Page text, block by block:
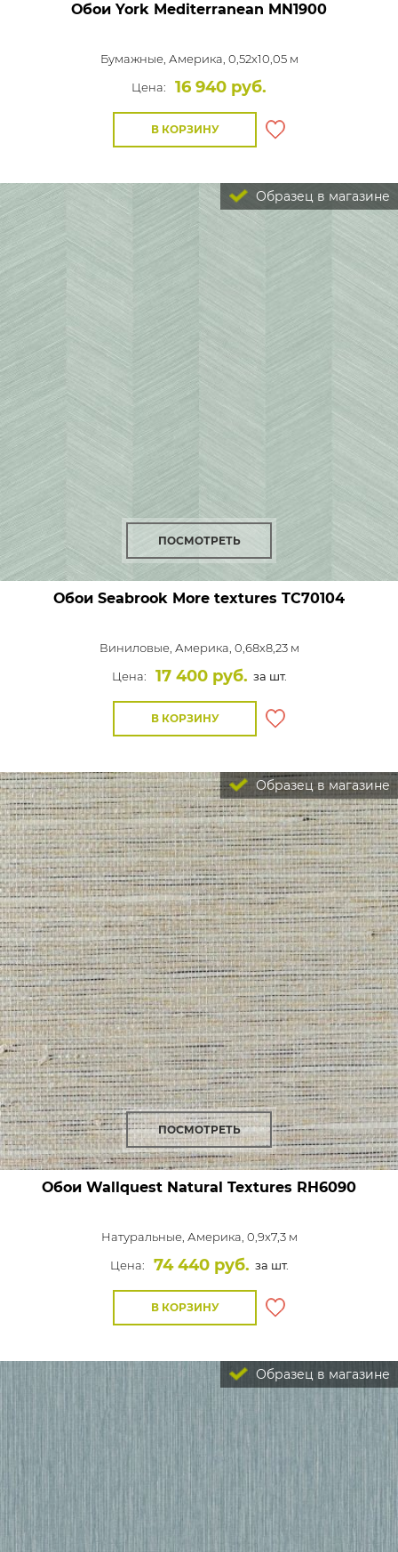
Обои York Mediterranean MN1900
Бумажные, Америка, 0,52x10,05 м
Цена:
16 940 руб.
В КОРЗИНУ
Образец в магазине
ПОСМОТРЕТЬ
Обои Seabrook More textures TC70104
Виниловые, Америка, 0,68x8,23 м
Цена:
17 400 руб. за шт.
В КОРЗИНУ
Образец в магазине
ПОСМОТРЕТЬ
Обои Wallquest Natural Textures RH6090
Натуральные, Америка, 0,9x7,3 м
Цена:
74 440 руб. за шт.
В КОРЗИНУ
Образец в магазине